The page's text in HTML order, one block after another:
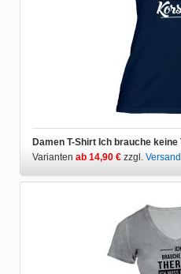
Varianten ab 14,90 € zzgl. Versand